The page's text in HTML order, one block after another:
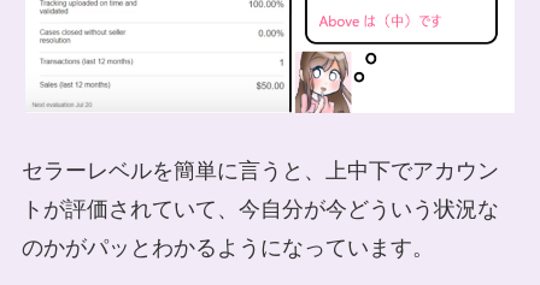
セラーレベルを簡単に言うと、上中下でアカウン
トが評価されていて、今自分が今どういう状況な
のかがパッとわかるようになっています。